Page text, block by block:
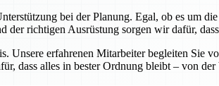
bei der Planung. Egal, ob es um
richtigen Ausrüstung sorgen wir dafür,
erfahrenen Mitarbeiter begleiten Sie
dass alles in bester Ordnung bleibt – von